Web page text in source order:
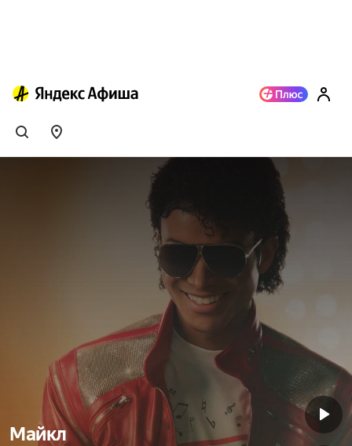
Майкл